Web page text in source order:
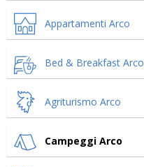
Appartamenti Arco
Bed & Breakfast Arco
Agriturismo Arco
Campeggi Arco